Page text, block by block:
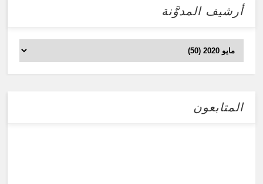
أرشيف المدوَّنة
المتابعون